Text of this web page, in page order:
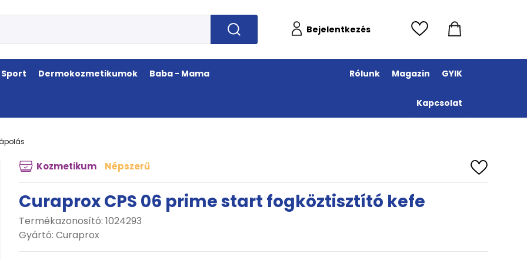
Bejelentkezés
Sport Dermokozmetikumok Baba - Mama Rólunk Magazin GYIK
Kapcsolat
Kozmetikum Népszerű
Curaprox CPS 06 prime start fogköztisztító kefe
Termékazonosító: 1024293
Gyártó:Curaprox